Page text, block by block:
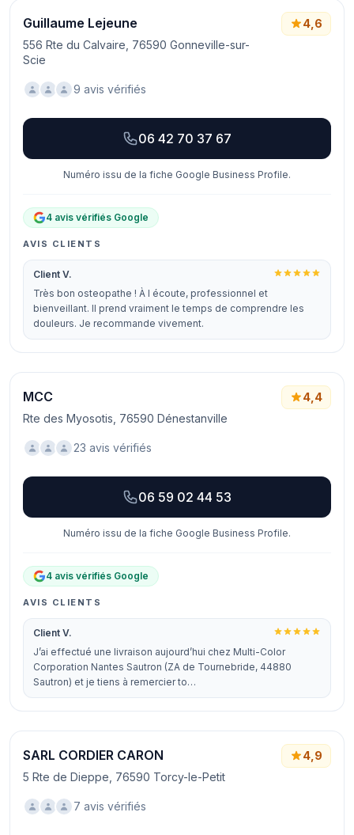
Guillaume Lejeune
556 Rte du Calvaire, 76590 Gonneville-sur-
Scie
4,6
9 avis vérifiés
06 42 70 37 67
Numéro issu de la fiche Google Business Profile.
4 avis vérifiés Google
AVIS CLIENTS
Client V.
Très bon osteopathe ! À l écoute, professionnel et
bienveillant. Il prend vraiment le temps de comprendre les
douleurs. Je recommande vivement.
MCC
Rte des Myosotis, 76590 Dénestanville
4,4
23 avis vérifiés
06 59 02 44 53
Numéro issu de la fiche Google Business Profile.
4 avis vérifiés Google
AVIS CLIENTS
Client V.
J’ai effectué une livraison aujourd’hui chez Multi-Color
Corporation Nantes Sautron (ZA de Tournebride, 44880
Sautron) et je tiens à remercier to…
SARL CORDIER CARON
5 Rte de Dieppe, 76590 Torcy-le-Petit
4,9
7 avis vérifiés